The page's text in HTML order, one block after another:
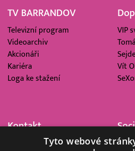
TV BARRANDOV
Televizní program
Videoarchiv
Akcionáři
Kariéra
Loga ke stažení
VIP
Vít
Kontakt
Barrandov Televizní Studio,
Tyto webové